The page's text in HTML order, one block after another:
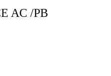
AC /PB